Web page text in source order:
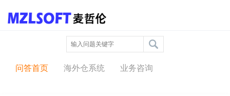
问答中心
问答首页 海外仓系统 业务咨询